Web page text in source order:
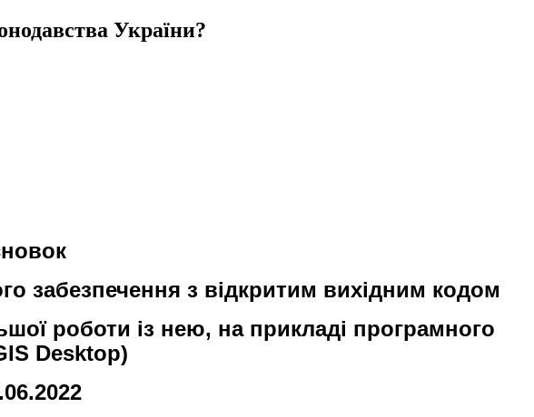
України?
забезпечення з відкритим вихідним кодом
роботи із нею, на прикладі програмного
Desktop)